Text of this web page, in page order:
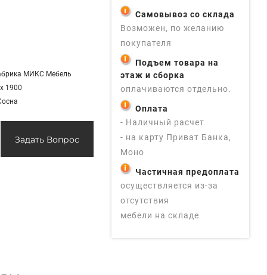
МИКС Мебель
1900
Задать Вопрос
Самовывоз со склада
Возможен, по желанию
покупателя
Подъем товара на
этаж и сборка
оплачиваются отдельно.
Оплата
- Наличный расчет
- на карту Приват Банка,
Моно
Частичная предоплата
осуществляется из-за
отсутствия
мебели на складе